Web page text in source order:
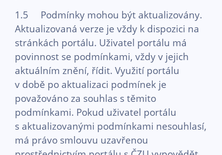
1.5 Podmínky mohou být aktualizovány.
Aktualizovaná verze je vždy k dispozici na
stránkách portálu. Uživatel portálu má
povinnost se podmínkami, vždy v jejich
aktuálním znění, řídit. Využití portálu
v době po aktualizaci podmínek je
považováno za souhlas s těmito
podmínkami. Pokud uživatel portálu
s aktualizovanými podmínkami nesouhlasí,
má právo smlouvu uzavřenou